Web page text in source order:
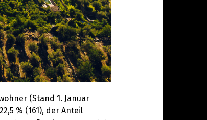
(Stand 1. Januar
% (161), der Anteil